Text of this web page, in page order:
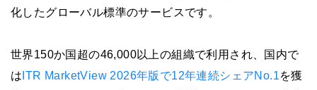
化したグローバル標準のサービスです。
世界150か国超の46,000以上の組織で利用され、国内で
は ITR MarketView 2026年版で12年連続シェアNo.1を獲